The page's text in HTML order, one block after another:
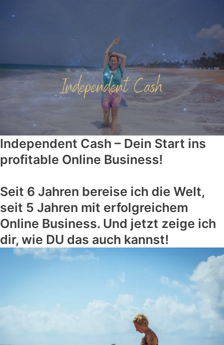
Independent Cash – Dein Start ins
profitable Online Business!
Seit 6 Jahren bereise ich die Welt,
seit 5 Jahren mit erfolgreichem
Online Business. Und jetzt zeige ich
dir, wie DU das auch kannst!